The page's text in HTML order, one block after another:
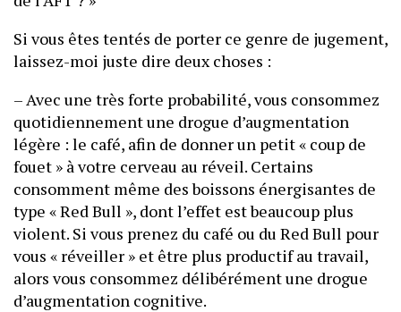
Si vous êtes tentés de porter ce genre de jugement,
laissez-moi juste dire deux choses :
– Avec une très forte probabilité, vous consommez
quotidiennement une drogue d’augmentation
légère : le café, afin de donner un petit « coup de
fouet » à votre cerveau au réveil. Certains
consomment même des boissons énergisantes de
type « Red Bull », dont l’effet est beaucoup plus
violent. Si vous prenez du café ou du Red Bull pour
vous « réveiller » et être plus productif au travail,
alors vous consommez délibérément une drogue
d’augmentation cognitive.